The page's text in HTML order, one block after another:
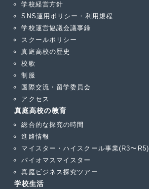
学校経営方針
SNS運用ポリシー・利用規程
学校運営協議会議事録
スクールポリシー
真庭高校の歴史
校歌
制服
国際交流・留学委員会
アクセス
真庭高校の教育
総合的な探究の時間
進路情報
マイスター・ハイスクール事業(R3〜R5)
バイオマスマイスター
真庭ビジネス探究ツアー
学校生活